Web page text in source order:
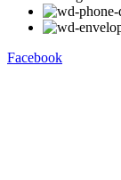
Facebook